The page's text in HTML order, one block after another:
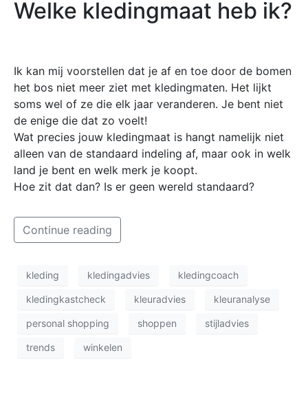
Welke kledingmaat heb ik?
Ik kan mij voorstellen dat je af en toe door de bomen
het bos niet meer ziet met kledingmaten. Het lijkt
soms wel of ze die elk jaar veranderen. Je bent niet
de enige die dat zo voelt!
Wat precies jouw kledingmaat is hangt namelijk niet
alleen van de standaard indeling af, maar ook in welk
land je bent en welk merk je koopt.
Hoe zit dat dan? Is er geen wereld standaard?
Continue reading
kleding kledingadvies kledingcoach
kledingkastcheck kleuradvies kleuranalyse
personal shopping shoppen stijladvies
trends winkelen